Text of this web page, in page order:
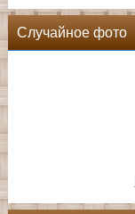
Случайное фото